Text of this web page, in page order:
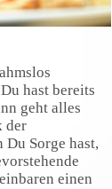
hast bereits
geht alles
der
Sorge hast,
einen